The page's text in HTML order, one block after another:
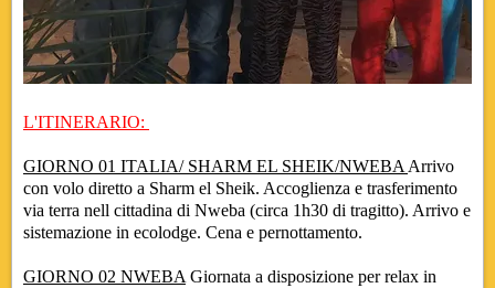
L'ITINERARIO:
GIORNO 01 ITALIA/ SHARM EL SHEIK/NWEBA Arrivo
con volo diretto a Sharm el Sheik. Accoglienza e trasferimento
via terra nell cittadina di Nweba (circa 1h30 di tragitto). Arrivo e
sistemazione in ecolodge. Cena e pernottamento.
GIORNO 02 NWEBA Giornata a disposizione per relax in